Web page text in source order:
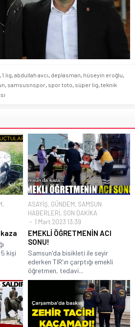
, 1.lig, abdullah avcı, deplasman, hüseyin eroğlu,
, samsusnspor, spor toto, süper lig, teknik
,
kaza
kişi
ASAYİŞ, GÜNDEM, SAMSUN
HABERLERİ, SON DAKİKA
1 Mart 2023 13:39
EMEKLİ ÖĞRETMENİN ACI
SONU!
Samsun'da bisikleti ile seyir
ederken TIR'ın çarptığı emekli
öğretmen, tedavi...